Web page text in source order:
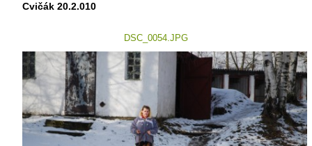
Cvičák 20.2.010
DSC_0054.JPG